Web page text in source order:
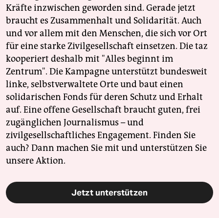
Kräfte inzwischen geworden sind. Gerade jetzt
braucht es Zusammenhalt und Solidarität. Auch
und vor allem mit den Menschen, die sich vor Ort
für eine starke Zivilgesellschaft einsetzen. Die taz
kooperiert deshalb mit "Alles beginnt im
Zentrum". Die Kampagne unterstützt bundesweit
linke, selbstverwaltete Orte und baut einen
solidarischen Fonds für deren Schutz und Erhalt
auf. Eine offene Gesellschaft braucht guten, frei
zugänglichen Journalismus – und
zivilgesellschaftliches Engagement. Finden Sie
auch? Dann machen Sie mit und unterstützen Sie
unsere Aktion.
Jetzt unterstützen